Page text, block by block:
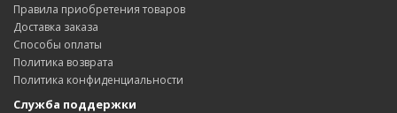
Правила приобретения товаров
Доставка заказa
Способы оплаты
Политика возвратa
Политика конфиденциальности
Служба поддержки